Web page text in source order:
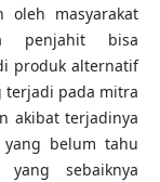
oleh masyarakat
penjahit bisa
produk alternatif
terjadi pada mitra
akibat terjadinya
yang belum tahu
sebaiknya